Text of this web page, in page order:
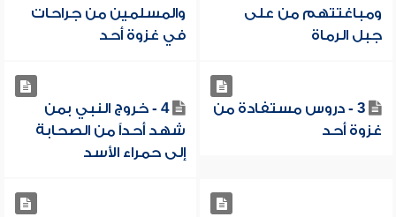
ومباغتتهم من على
جبل الرماة
والمسلمين من جراحات
في غزوة أحد
3 - دروس مستفادة من
غزوة أحد
4 - خروج النبي بمن
شهد أحداً من الصحابة
إلى حمراء الأسد